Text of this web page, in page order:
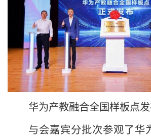
华为产教融合全国样板点
与会嘉宾分批次参观了华